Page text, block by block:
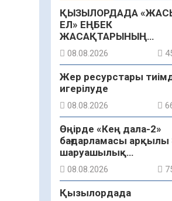
ҚЫЗЫЛОРДАДА
ЕЛ» ЕҢБЕК
ЖАСАҚТАРЫНЫҢ
ҚАТЫСУЫМЕН
ЭКОЛОГИЯЛЫҚ
ӨТТІ
08.08.2026
Жер ресурстары
игерілуде
08.08.2026
Өңірде «Кең дала-2»
бағдарламасы арқылы
шаруашылық
қаржыландырылды
08.08.2026
Қызылордада